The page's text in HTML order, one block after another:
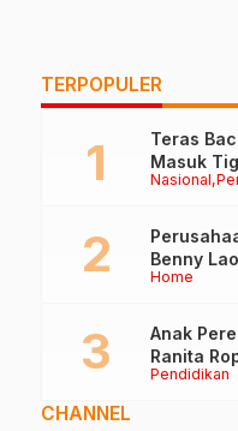
TERPOPULER
Nasional
Teras
Masuk
Penilai
Home
Benny
Pendidikan
Anak
Ranita
Guru
CHANNEL